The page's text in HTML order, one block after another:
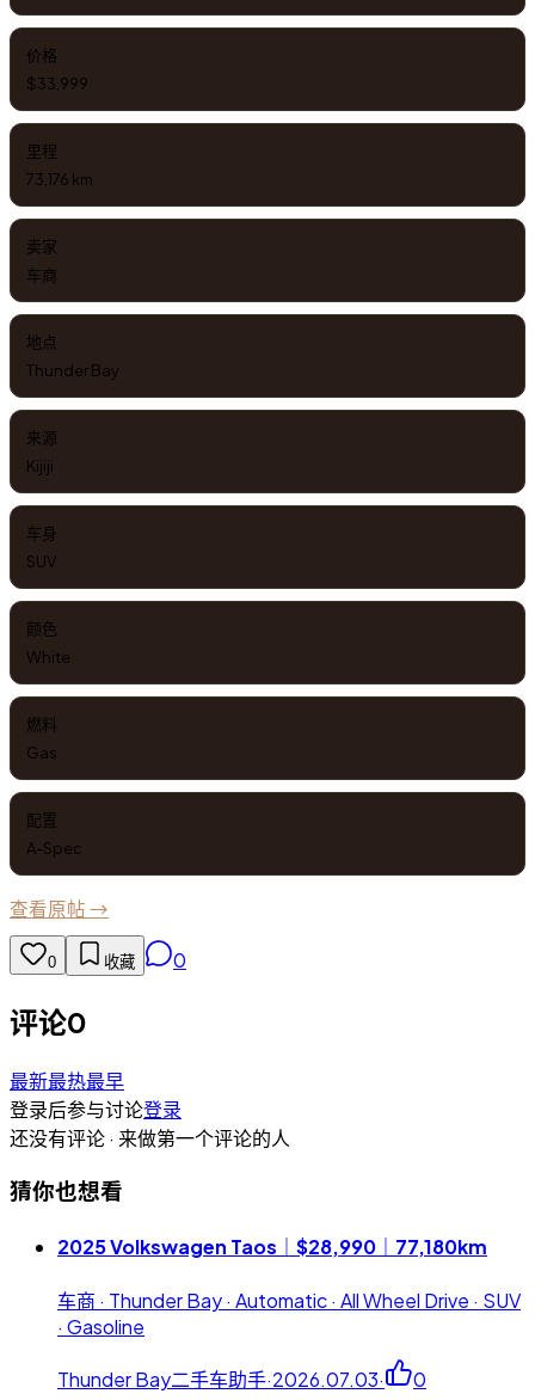
价格
$33,999
里程
73,176 km
卖家
车商
地点
Thunder Bay
来源
Kijiji
车身
SUV
颜色
White
燃料
Gas
配置
A-Spec
查看原帖 →
0 收藏 0
评论0
最新最热最早
登录后参与讨论登录
还没有评论 · 来做第一个评论的人
猜你也想看
2025 Volkswagen Taos｜$28,990｜77,180km
车商 · Thunder Bay · Automatic · All Wheel Drive · SUV
· Gasoline
Thunder Bay二手车助手·2026.07.03· 0